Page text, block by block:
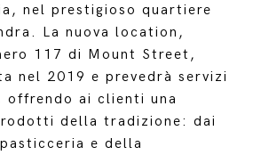
nel prestigioso quartiere
La nuova location,
117 di Mount Street,
nel 2019 e prevedrà servizi
ai clienti una
della tradizione: dai
e della